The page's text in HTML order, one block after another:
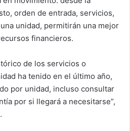
orden de entrada, servicios,
unidad, permitirán una mejor
financieros.
de los servicios o
ha tenido en el último año,
por unidad, incluso consultar
por si llegará a necesitarse”,